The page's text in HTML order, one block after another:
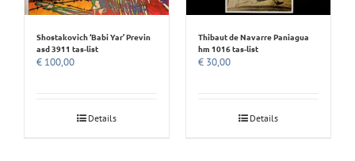
Shostakovich ‘Babi Yar’ Previn
asd 3911 tas-list
€ 100,00
Details
Thibaut de Navarre Paniagua
hm 1016 tas-list
€ 30,00
Details